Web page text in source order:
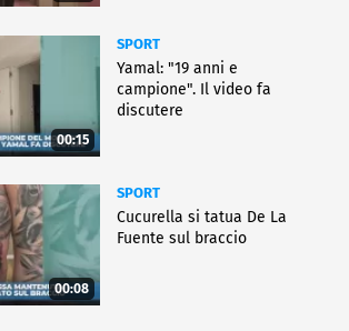
00:15
SPORT
Yamal: "19 anni e
campione". Il video fa
discutere
00:08
SPORT
Cucurella si tatua De La
Fuente sul braccio